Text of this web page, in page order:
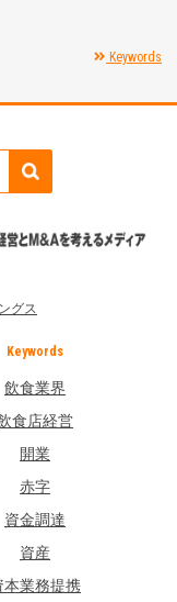
Keywords
グス
Keywords
飲食業界
食店経営
開業
赤字
資金調達
資産
本業務提携